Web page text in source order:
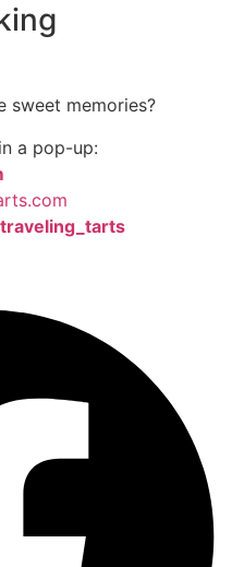
sweet memories?
a pop-up: